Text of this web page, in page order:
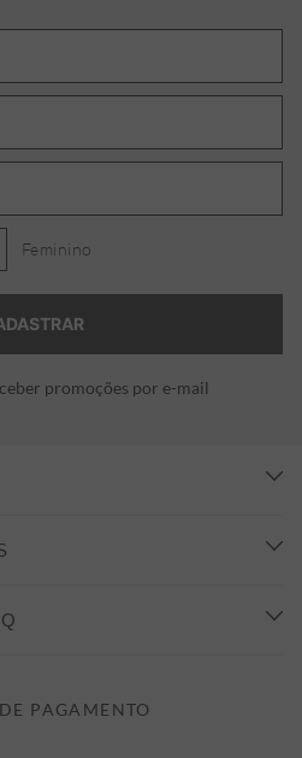
Feminino
promoções por e-mail
PAGAMENTO